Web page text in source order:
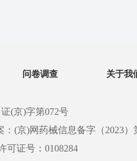
问卷调查 关于我
(京)字第072号
(京)网药械信息备字（2023）
可证号：0108284